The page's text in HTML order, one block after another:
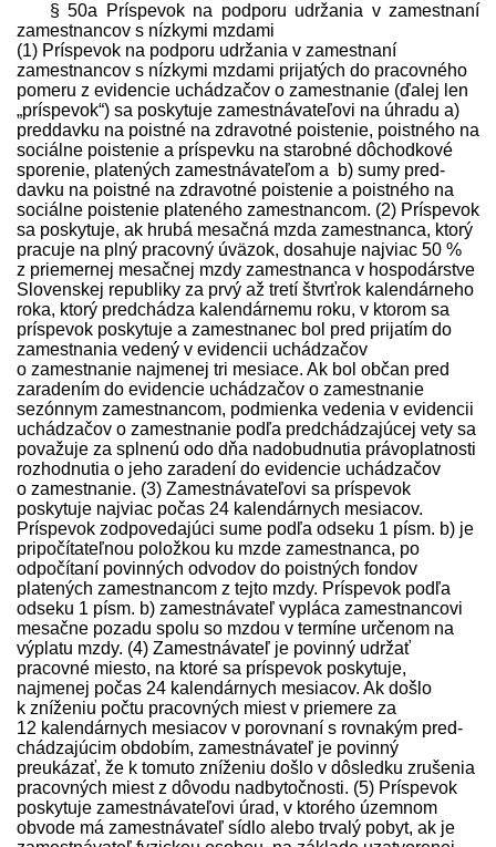
§ 50a Príspevok na podporu udržania v zamestnaní
zamestnancov s nízkymi mzdami
(1) Príspevok na podporu udržania v zamestnaní
zamestnancov s nízkymi mzdami prijatých do pracovného
pomeru z evidencie uchádzačov o zamestnanie (ďalej len
„príspevok“) sa poskytuje zamest­návateľovi na úhradu a)
pred­davku na poistné na zdravotné poistenie, poistného na
sociálne poistenie a príspevku na starobné dôchodkové
sporenie, platených zamest­návateľom a b) sumy pred­
davku na poistné na zdravotné poistenie a poistného na
sociálne poistenie plateného zamestnancom. (2) Príspevok
sa poskytuje, ak hrubá mesačná mzda zamestnanca, ktorý
pracuje na plný pracovný úväzok, dosahuje najviac 50 %
z priemernej mesačnej mzdy zamestnanca v hospodárstve
Slovenskej republiky za prvý až tretí štvrťrok kalendárneho
roka, ktorý pred­chádza kalendárnemu roku, v ktorom sa
príspevok poskytuje a zamestnanec bol pred prijatím do
zamestnania vedený v evidencii uchádzačov
o zamestnanie najmenej tri mesiace. Ak bol občan pred
zaradením do evidencie uchádzačov o zamestnanie
sezónnym zamestnancom, podmienka vedenia v evidencii
uchádzačov o zamestnanie podľa pred­chádzajúcej vety sa
považuje za splnenú odo dňa nadobudnutia právoplatnosti
rozhodnutia o jeho zaradení do evidencie uchádzačov
o zamestnanie. (3) Zamest­návateľovi sa príspevok
poskytuje najviac počas 24 kalendárnych mesiacov.
Príspevok zodpovedajúci sume podľa odseku 1 písm. b) je
pripočítateľnou položkou ku mzde zamestnanca, po
odpočítaní povinných odvodov do poistných fondov
platených zamestnancom z tejto mzdy. Príspevok podľa
odseku 1 písm. b) zamest­návateľ vypláca zamestnancovi
mesačne pozadu spolu so mzdou v termíne určenom na
výplatu mzdy. (4) Zamest­návateľ je povinný udržať
pracovné miesto, na ktoré sa príspevok poskytuje,
najmenej počas 24 kalendárnych mesiacov. Ak došlo
k zníženiu počtu pracovných miest v priemere za
12 kalendárnych mesiacov v porovnaní s rovnakým pred­
chádzajúcim obdobím, zamest­návateľ je povinný
preukázať, že k tomuto zníženiu došlo v dôsledku zrušenia
pracovných miest z dôvodu nadbytočnosti. (5) Príspevok
poskytuje zamest­návateľovi úrad, v ktorého územnom
obvode má zamest­návateľ sídlo alebo trvalý pobyt, ak je